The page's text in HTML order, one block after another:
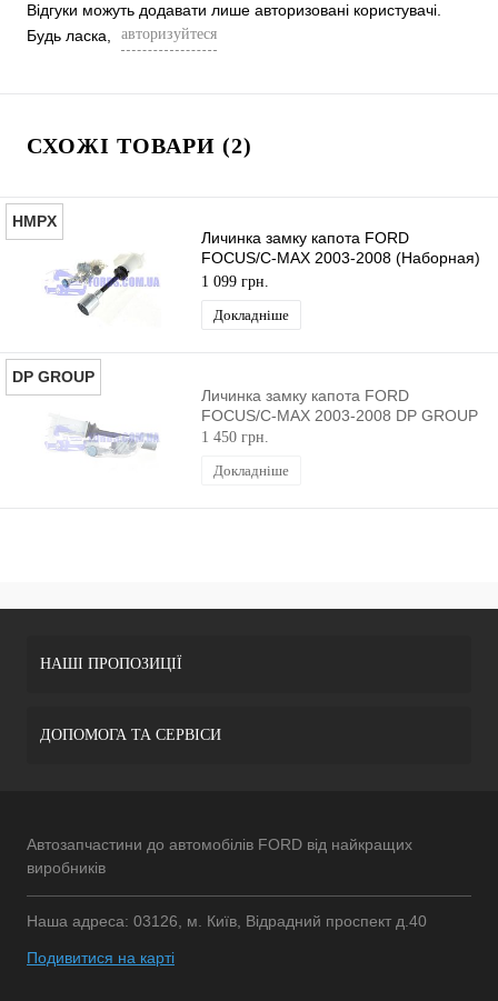
Відгуки можуть додавати лише авторизовані користувачі.
Будь ласка,
авторизуйтеся
СХОЖІ ТОВАРИ (2)
HMPX
Личинка замку капота FORD
FOCUS/C-MAX 2003-2008 (Наборная)
HMPX
1 099 грн.
Докладніше
DP GROUP
Личинка замку капота FORD
FOCUS/C-MAX 2003-2008 DP GROUP
1 450 грн.
Докладніше
НАШІ ПРОПОЗИЦІЇ
ДОПОМОГА ТА СЕРВІСИ
Автозапчастини до автомобілів FORD від найкращих
виробників
Наша адреса: 03126, м. Київ, Відрадний проспект д.40
Подивитися на карті